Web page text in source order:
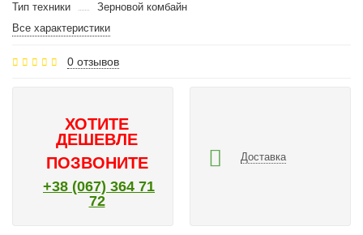
Тип техники
Зерновой комбайн
Все характеристики
0 отзывов
ХОТИТЕ
ДЕШЕВЛЕ
ПОЗВОНИТЕ
+38 (067) 364 71
72
Доставка